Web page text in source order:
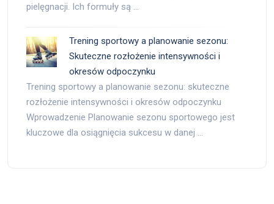
pielęgnacji. Ich formuły są …
Trening sportowy a planowanie sezonu:
Skuteczne rozłożenie intensywności i
okresów odpoczynku
Trening sportowy a planowanie sezonu: skuteczne
rozłożenie intensywności i okresów odpoczynku
Wprowadzenie Planowanie sezonu sportowego jest
kluczowe dla osiągnięcia sukcesu w danej …